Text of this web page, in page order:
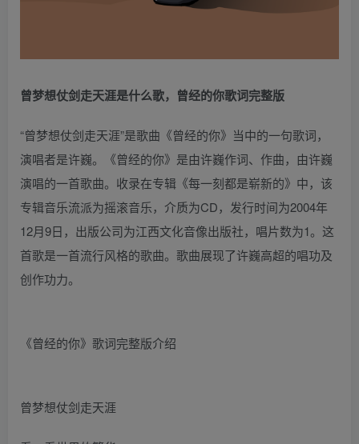
曾梦想仗剑走天涯是什么歌，曾经的你歌词完整版
“曾梦想仗剑走天涯”是歌曲《曾经的你》当中的一句歌词，
演唱者是许巍。《曾经的你》是由许巍作词、作曲，由许巍
演唱的一首歌曲。收录在专辑《每一刻都是崭新的》中，该
专辑音乐流派为摇滚音乐，介质为CD，发行时间为2004年
12月9日，出版公司为江西文化音像出版社，唱片数为1。这
首歌是一首流行风格的歌曲。歌曲展现了许巍高超的唱功及
创作功力。
《曾经的你》歌词完整版介绍
曾梦想仗剑走天涯